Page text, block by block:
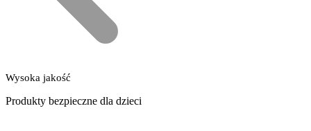
Wysoka jakość
Produkty bezpieczne dla dzieci